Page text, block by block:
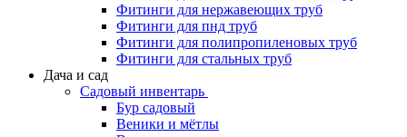
Фитинги для нержавеющих труб
Фитинги для пнд труб
Фитинги для полипропиленовых труб
Фитинги для стальных труб
Дача и сад
Садовый инвентарь
Бур садовый
Веники и мётлы